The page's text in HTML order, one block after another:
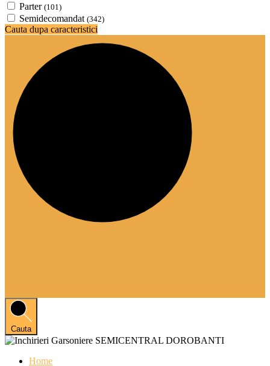
Parter (101)
Semidecomandat (342)
Cauta dupa caracteristici
Cauta
Home